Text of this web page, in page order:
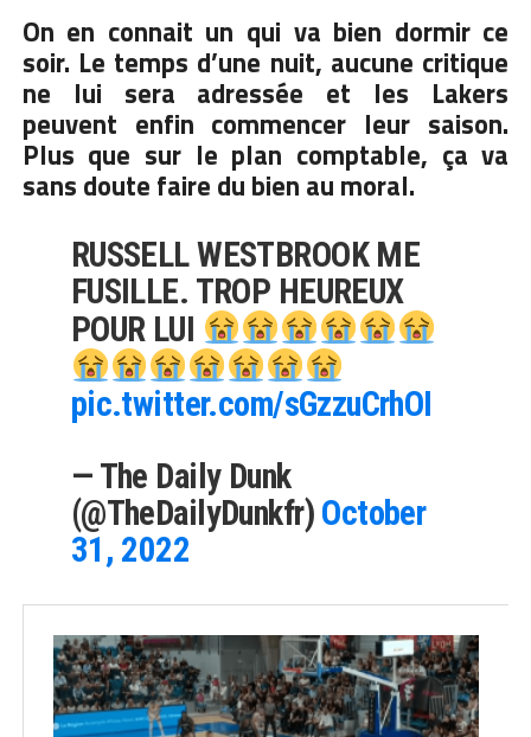
On en connait un qui va bien dormir ce
soir. Le temps d’une nuit, aucune critique
ne lui sera adressée et les Lakers
peuvent enfin commencer leur saison.
Plus que sur le plan comptable, ça va
sans doute faire du bien au moral.
RUSSELL WESTBROOK ME
FUSILLE. TROP HEUREUX
POUR LUI
pic.twitter.com/sGzzuCrhOI
— The Daily Dunk
(@TheDailyDunkfr) October
31, 2022